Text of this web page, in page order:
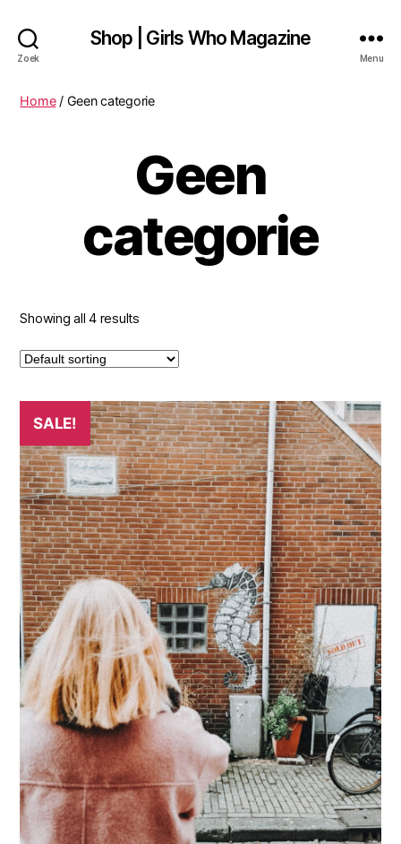
Zoek
Shop | Girls Who Magazine
Menu
Home/ Geen categorie
Geen
categorie
Showing all 4 results
SALE!